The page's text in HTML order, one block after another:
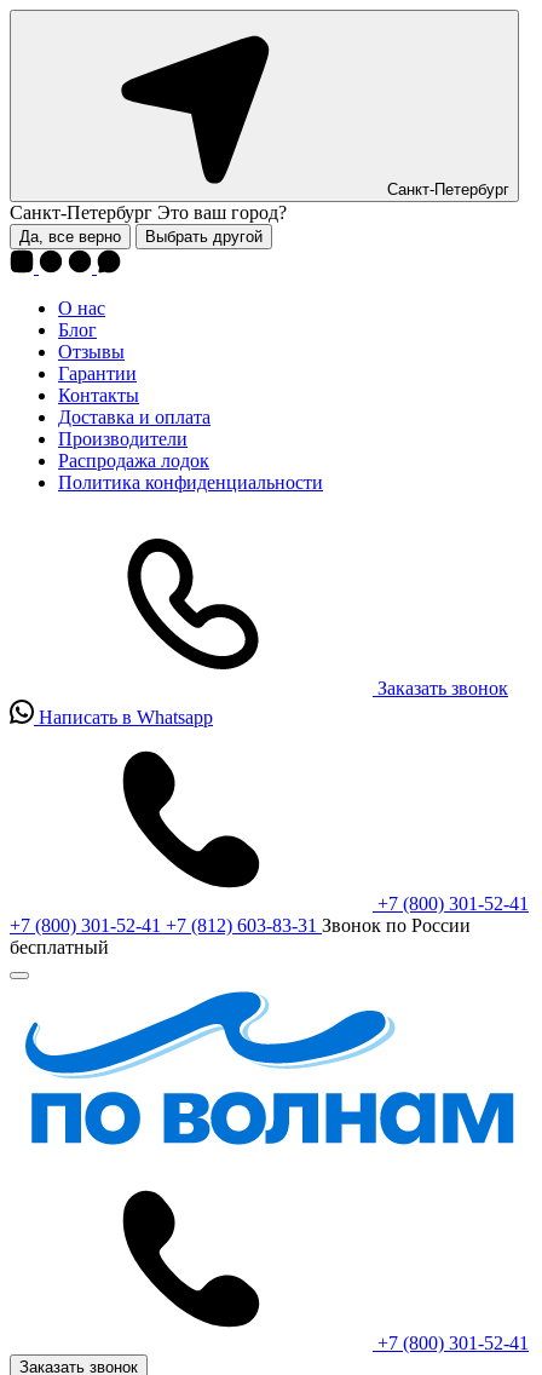
Санкт-Петербург
Санкт-Петербург Это ваш город?
Да, все верно Выбрать другой
О нас
Блог
Отзывы
Гарантии
Контакты
Доставка и оплата
Производители
Распродажа лодок
Политика конфиденциальности
Заказать звонок
Написать в Whatsapp
+7 (800) 301-52-41
+7 (800) 301-52-41 +7 (812) 603-83-31 Звонок по России
бесплатный
+7 (800) 301-52-41
Заказать звонок